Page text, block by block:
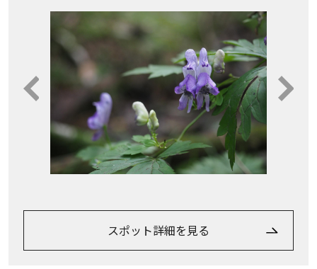
スポット詳細を見る